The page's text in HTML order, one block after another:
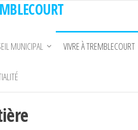
MUNICIPAL VIVRE À TREMBLECOURT